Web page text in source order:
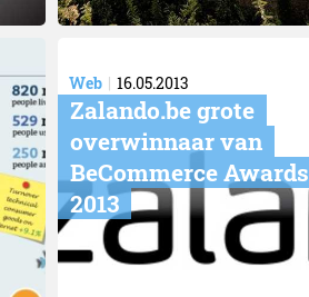
Web 16.05.2013
Zalando.be grote
overwinnaar van
BeCommerce Awards
2013